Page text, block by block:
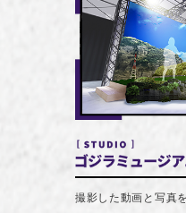
撮影した動画と写真